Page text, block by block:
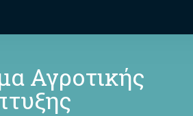
Αγροτικής